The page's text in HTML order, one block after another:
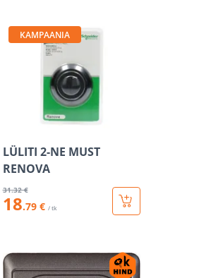
KAMPAANIA
LÜLITI 2-NE MUST
RENOVA
31.32 €
18.79 € / tk